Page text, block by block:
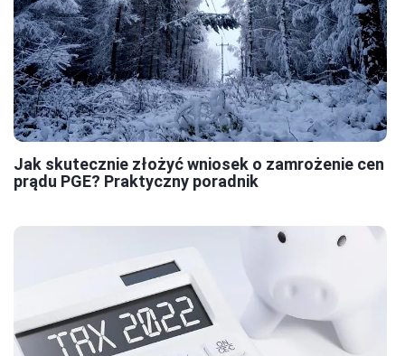
Jak skutecznie złożyć wniosek o zamrożenie cen
prądu PGE? Praktyczny poradnik